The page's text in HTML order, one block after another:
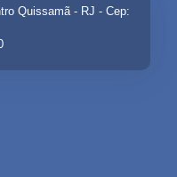
Quissamã - RJ - Cep: